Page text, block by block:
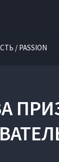
/ PASSION